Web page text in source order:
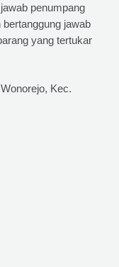
penumpang
jawab
yang tertukar
Kec.